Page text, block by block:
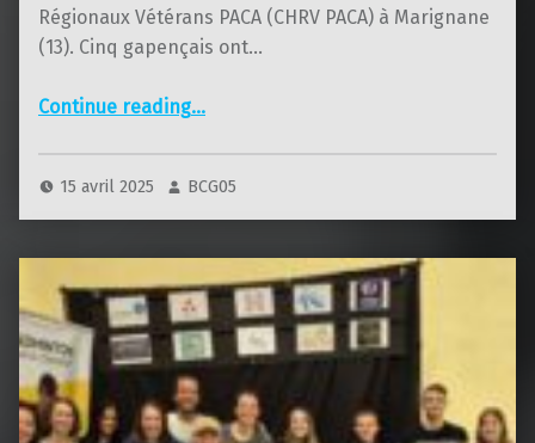
Régionaux Vétérans PACA (CHRV PACA) à Marignane
(13). Cinq gapençais ont…
Continue reading
“Championnats Régionaux Vétérans 2025”
…
15 avril 2025 BCG05